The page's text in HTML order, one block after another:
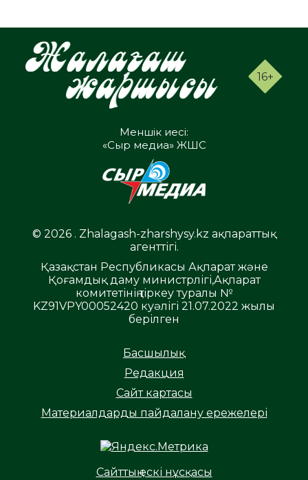
16+
Меншік иесі:
«Сыр медиа» ЖШС
© 2026 . Zhalagash-zharshysy.kz ақпараттық
агенттігі.
Қазақстан Республикасы Ақпарат және
Қоғамдық даму министрлігі,Ақпарат
комитетінің тіркеу туралы №
KZ91VPY00052420 куәлігі 21.07.2022 жылы
берілген
Басшылық
Редакция
Сайт картасы
Материалдарды пайдалану ережелері
Сайттың ескі нұсқасы